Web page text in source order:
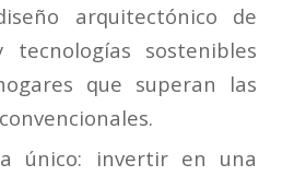
arquitectónico de
tecnologías sostenibles
que superan las
único: invertir en una